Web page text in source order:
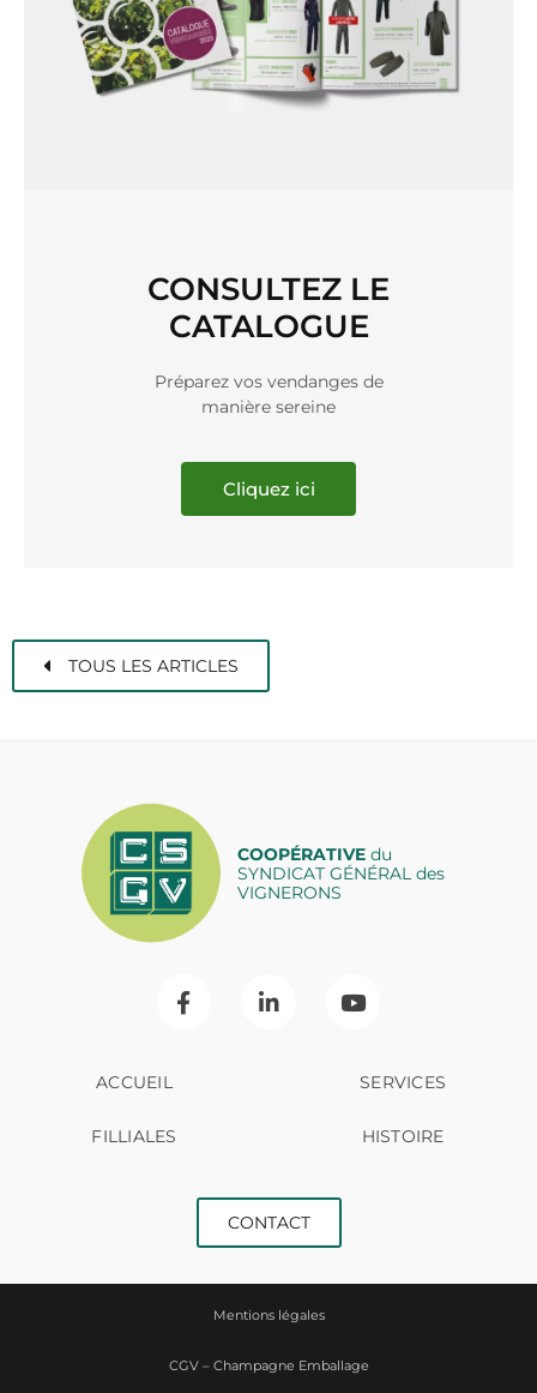
CONSULTEZ LE
CATALOGUE
Préparez vos vendanges de
manière sereine
Cliquez ici
TOUS LES ARTICLES
COOPÉRATIVEdu
SYNDICAT GÉNÉRAL des
VIGNERONS
ACCUEIL SERVICES
FILLIALES HISTOIRE
CONTACT
Mentions légales
CGV – Champagne Emballage